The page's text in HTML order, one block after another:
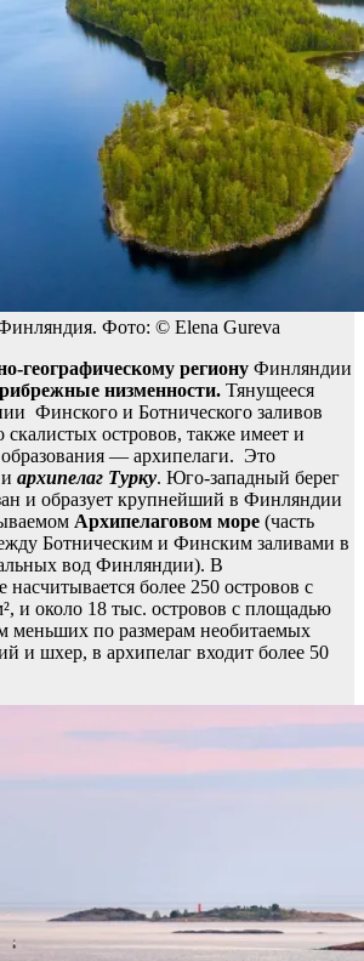
Фото: © Elena Gureva
географическому региону Финляндии
низменности. Тянущееся
Финского и Ботнического заливов
островов, также имеет и
— архипелаги. Это
и архипелаг Турку. Юго-западный берег
и образует крупнейший в Финляндии
Архипелаговом море (часть
Ботническим и Финским заливами в
вод Финляндии). В
более 250 островов с
и около 18 тыс. островов с площадью
меньших по размерам необитаемых
и шхер, в архипелаг входит более 50